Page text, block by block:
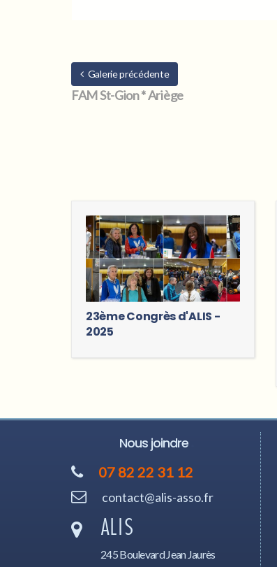
Galerie précédente
FAM St-Gion * Ariège
23ème Congrès d'ALIS -
2025
Nous joindre
07 82 22 31 12
contact@alis-asso.fr
ALIS
245 Boulevard Jean Jaurès